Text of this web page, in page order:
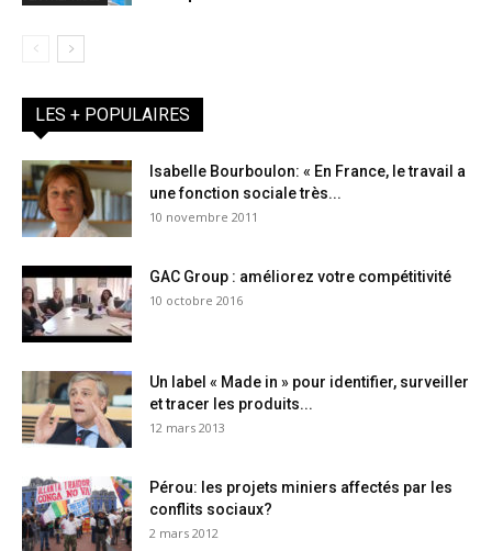
LES + POPULAIRES
Isabelle Bourboulon: « En France, le travail a
une fonction sociale très...
10 novembre 2011
GAC Group : améliorez votre compétitivité
10 octobre 2016
Un label « Made in » pour identifier, surveiller
et tracer les produits...
12 mars 2013
Pérou: les projets miniers affectés par les
conflits sociaux?
2 mars 2012